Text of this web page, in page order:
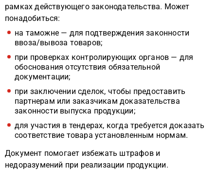
рамках действующего законодательства. Может
понадобиться:
на таможне — для подтверждения законности
ввоза/вывоза товаров;
при проверках контролирующих органов — для
обоснования отсутствия обязательной
документации;
при заключении сделок, чтобы предоставить
партнерам или заказчикам доказательства
законности выпуска продукции;
для участия в тендерах, когда требуется доказать
соответствие товара установленным нормам.
Документ помогает избежать штрафов и
недоразумений при реализации продукции.